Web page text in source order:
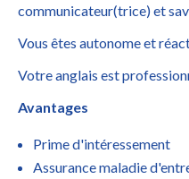
communicateur(trice) et
Vous êtes autonome et
Votre anglais est
Avantages
Prime d'intéressement
Assurance maladie